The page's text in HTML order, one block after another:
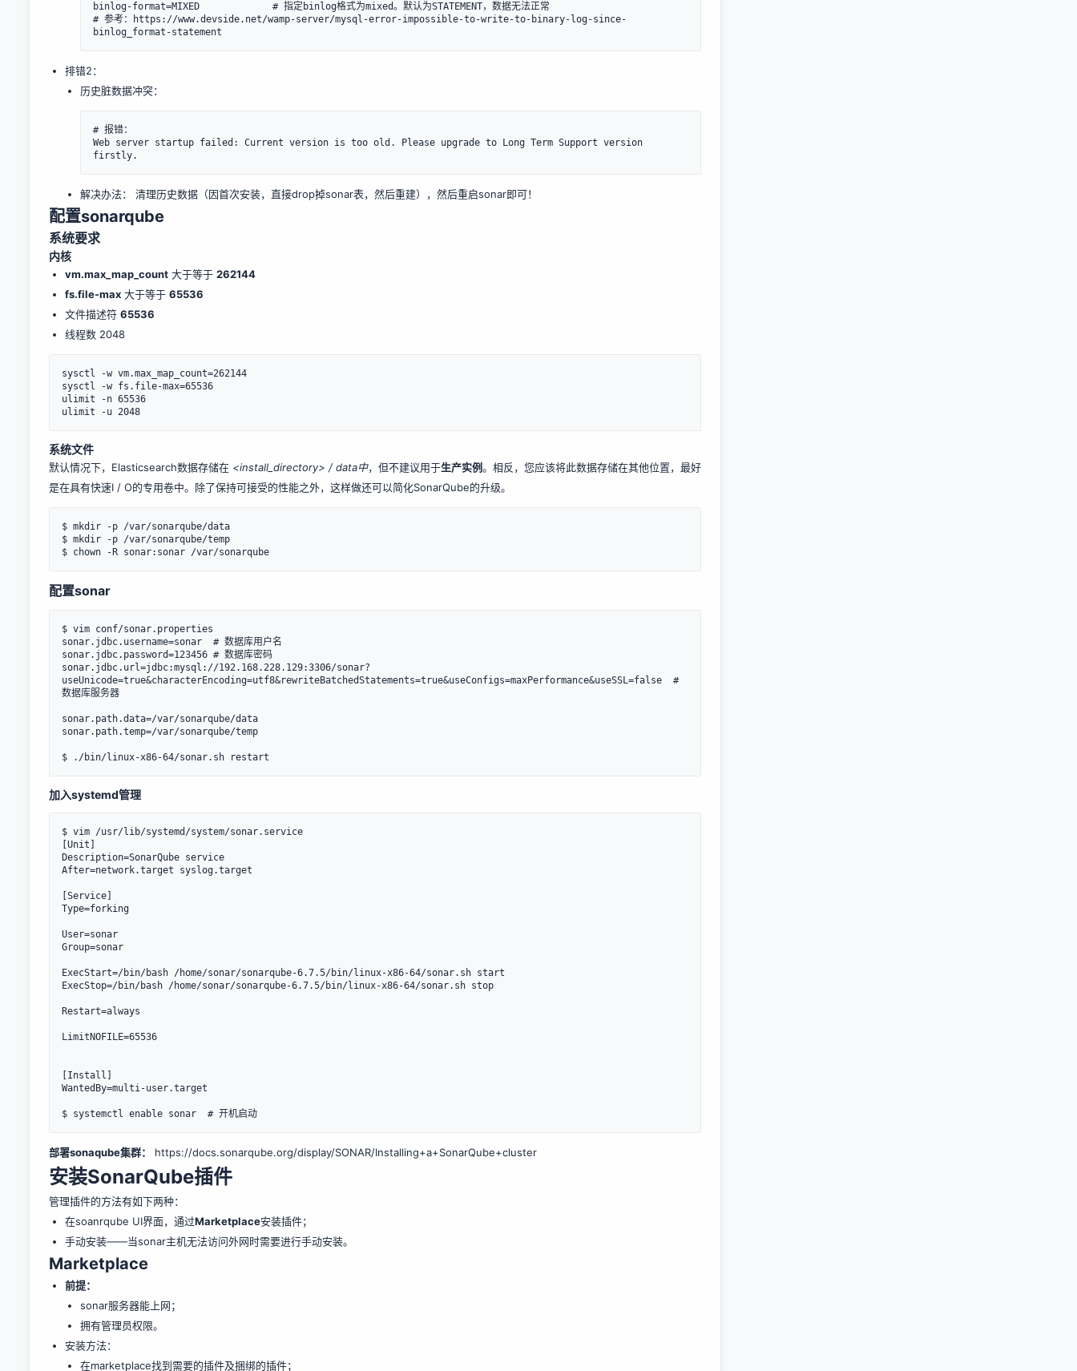
binlog-format=MIXED             # 指定binlog格式为mixed。默认为STATEMENT，数据无法正常
# 参考：https://www.devside.net/wamp-server/mysql-error-impossible-to-write-to-binary-log-since-
排错2：
历史脏数据冲突：
# 报错：
Web server startup failed: Current version is too old. Please upgrade to Long Term Support version
解决办法： 清理历史数据（因首次安装，直接drop掉sonar表，然后重建），然后重启sonar即可！
配置sonarqube
系统要求
内核
vm.max_map_count大于等于 262144
fs.file-max大于等于 65536
文件描述符 65536
线程数 2048
sysctl -w vm.max_map_count=262144
sysctl -w fs.file-max=65536
ulimit -n 65536
系统文件
默认情况下，Elasticsearch数据存储在 <install_directory> / data中，但不建议用于生产实例。相反，您应该将此数据存储在其他位置，最好
是在具有快速I / O的专用卷中。除了保持可接受的性能之外，这样做还可以简化SonarQube的升级。
$ mkdir -p /var/sonarqube/data
$ mkdir -p /var/sonarqube/temp
配置sonar
$ vim conf/sonar.properties
sonar.jdbc.username=sonar  # 数据库用户名
sonar.jdbc.password=123456 # 数据库密码
sonar.jdbc.url=jdbc:mysql://192.168.228.129:3306/sonar?
useUnicode=true&characterEncoding=utf8&rewriteBatchedStatements=true&useConfigs=maxPerformance&useSSL=false  #
数据库服务器
sonar.path.data=/var/sonarqube/data
sonar.path.temp=/var/sonarqube/temp
加入systemd管理
$ vim /usr/lib/systemd/system/sonar.service
[Unit]
Description=SonarQube service
After=network.target syslog.target
[Service]
Type=forking
User=sonar
Group=sonar
ExecStart=/bin/bash /home/sonar/sonarqube-6.7.5/bin/linux-x86-64/sonar.sh start
ExecStop=/bin/bash /home/sonar/sonarqube-6.7.5/bin/linux-x86-64/sonar.sh stop
Restart=always
LimitNOFILE=65536
[Install]
WantedBy=multi-user.target
部署sonaqube集群： https://docs.sonarqube.org/display/SONAR/Installing+a+SonarQube+cluster
安装SonarQube插件
管理插件的方法有如下两种：
在soanrqube UI界面，通过Marketplace安装插件；
手动安装——当sonar主机无法访问外网时需要进行手动安装。
Marketplace
前提：
sonar服务器能上网；
拥有管理员权限。
安装方法：
在marketplace找到需要的插件及捆绑的插件；